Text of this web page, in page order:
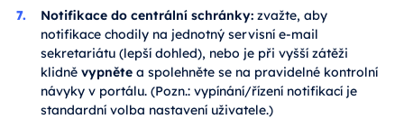
Notifikace do centrální schránky: zvažte, aby
notifikace chodily na jednotný servisní e-mail
sekretariátu (lepší dohled), nebo je při vyšší zátěži
klidně vypněte a spolehněte se na pravidelné kontrolní
návyky v portálu. (Pozn.: vypínání/řízení notifikací je
standardní volba nastavení uživatele.)